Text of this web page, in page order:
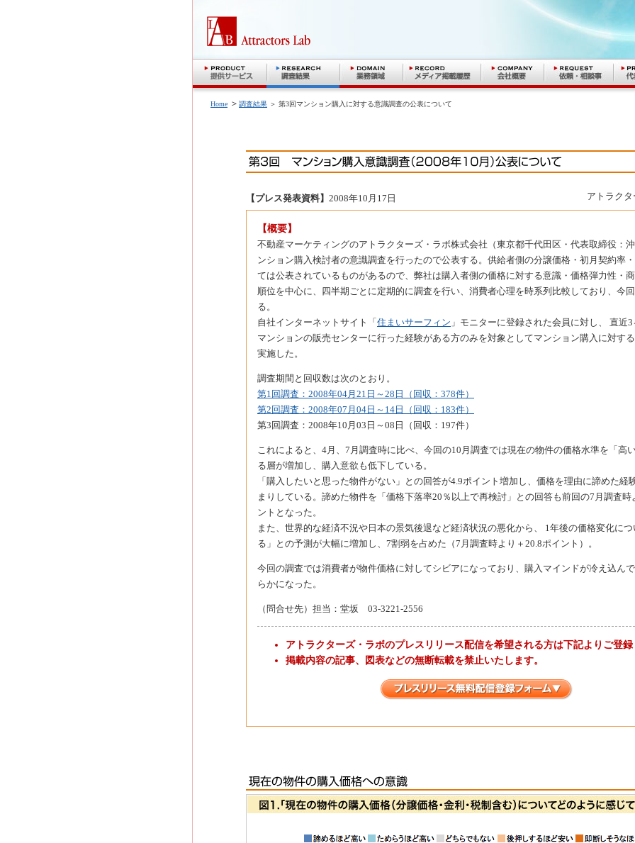
Home ＞ 調査結果 ＞ 第3回マンション購入に対する意識調査の公表について
【プレス発表資料】 2008年10月17日 アトラク
【概要】
不動産マーケティングのアトラクターズ・ラボ株式会社（東京都千代田区・代表取締役：
ンション購入検討者の意識調査を行ったので公表する。供給者側の分譲価格・初月契約率
ては公表されているものがあるので、弊社は購入者側の価格に対する意識・価格弾力性・
順位を中心に、四半期ごとに定期的に調査を行い、消費者心理を時系列比較しており、今
る。
自社インターネットサイト「 住まいサーフィン 」モニターに登録された会員に対し、 直近
マンションの販売センターに行った経験がある方のみを対象としてマンション購入に対す
実施した。
調査期間と回収数は次のとおり。
第1回調査：2008年04月21日～28日（回収：378件）
第2回調査：2008年07月04日～14日（回収：183件）
第3回調査：2008年10月03日～08日（回収：197件）
これによると、4月、7月調査時に比べ、今回の10月調査では現在の物件の価格水準を「高
る層が増加し、購入意欲も低下している。
「購入したいと思った物件がない」との回答が4.9ポイント増加し、価格を理由に諦めた経
まりしている。諦めた物件を「価格下落率20％以上で再検討」との回答も前回の7月調査時
ントとなった。
また、世界的な経済不況や日本の景気後退など経済状況の悪化から、 1年後の価格変化に
る」との予測が大幅に増加し、7割弱を占めた（7月調査時より＋20.8ポイント）。
今回の調査では消費者が物件価格に対してシビアになっており、購入マインドが冷え込ん
らかになった。
（問合せ先）担当：堂坂 03-3221-2556
アトラクターズ・ラボのプレスリリース配信を希望される方は下記よりご登
掲載内容の記事、図表などの無断転載を禁止いたします。